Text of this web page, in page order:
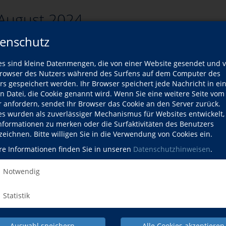
sind kleine Datenmengen, die von einer Website gesendet und
des Nutzers während des Surfens auf dem Computer des
gespeichert werden. Ihr Browser speichert jede Nachricht in
Datei, die Cookie genannt wird. Wenn Sie eine weitere Seite vom
anfordern, sendet Ihr Browser das Cookie an den Server zurück.
wurden als zuverlässiger Mechanismus für Websites
zu merken oder die Surfaktivitäten des Benutzers
Bitte willigen Sie in die Verwendung von Cookies ein.
Informationen finden Sie in unseren Datenschutzhinweisen.
Notwendig
Statistik
2024
zurück
Kurse